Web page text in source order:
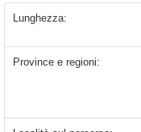
Lunghezza:
Province e regioni: